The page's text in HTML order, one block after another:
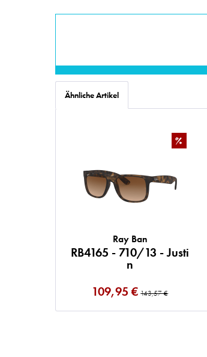
Ähnliche Artikel
%
Ray Ban
RB4165 - 710/13 - Justi
n
109,95 € 143,57 €